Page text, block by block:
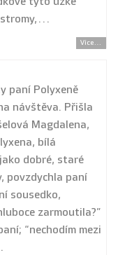
stromy,…
Více...
paní Polyxeně
návštěva. Přišla
Magdalena,
bílá
dobré, staré
povzdychla paní
sousedko,
zarmoutila?”
“nechodím mezi